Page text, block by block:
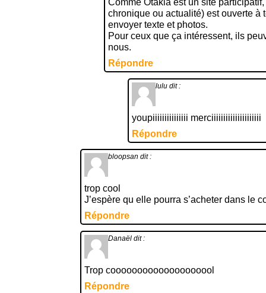
Comme Otakia est un site participatif,
chronique ou actualité) est ouverte à
envoyer texte et photos.
Pour ceux que ça intéressent, ils
nous.
Répondre
lulu dit :
youpiiiiiiiiiiiiiii merciiiiiiiiiiiiiiiiiiiii
Répondre
bloopsan dit :
trop cool
J’espère qu elle pourra s’acheter dans le
Répondre
Danaël dit :
Trop coooooooooooooooooool
Répondre